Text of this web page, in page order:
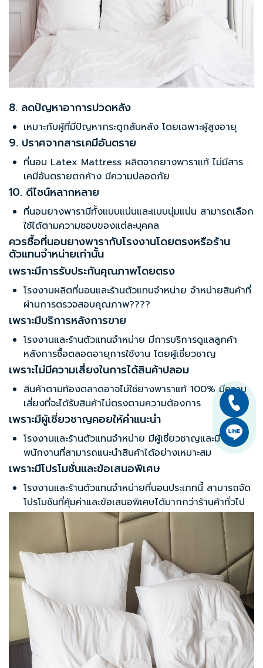
8. ลดปัญหาอาการปวดหลัง
เหมาะกับผู้ที่มีปัญหากระดูกสันหลัง โดยเฉพาะผู้สูงอายุ
9. ปราศจากสารเคมีอันตราย
ที่นอน Latex Mattress ผลิตจากยางพาราแท้ ไม่มีสาร
เคมีอันตรายตกค้าง มีความปลอดภัย
10. ดีไซน์หลากหลาย
ที่นอนยางพารามีทั้งแบบแน่นและแบบนุ่มแน่น สามารถเลือก
ใช้ได้ตามความชอบของแต่ละบุคคล
ควรซื้อที่นอนยางพารากับโรงงานโดยตรงหรือร้าน
ตัวแทนจำหน่ายเท่านั้น
เพราะมีการรับประกันคุณภาพโดยตรง
โรงงานผลิตที่นอนและร้านตัวแทนจำหน่าย จำหน่ายสินค้าที่
ผ่านการตรวจสอบคุณภาพ????
เพราะมีบริการหลังการขาย
โรงงานและร้านตัวแทนจำหน่าย มีการบริการดูแลลูกค้า
หลังการซื้อตลอดอายุการใช้งาน โดยผู้เชี่ยวชาญ
เพราะไม่มีความเสี่ยงในการได้สินค้าปลอม
สินค้าตามท้องตลาดอาจไม่ใช่ยางพาราแท้ 100% มีความ
เสี่ยงที่จะได้รับสินค้าไม่ตรงตามความต้องการ
เพราะมีผู้เชี่ยวชาญคอยให้คำแนะนำ
โรงงานและร้านตัวแทนจำหน่าย มีผู้เชี่ยวชาญและมี
พนักงานที่สามารถแนะนำสินค้าได้อย่างเหมาะสม
เพราะมีโปรโมชั่นและข้อเสนอพิเศษ
โรงงานและร้านตัวแทนจำหน่ายที่นอนประเภทนี้ สามารถจัด
โปรโมชันที่คุ้มค่าและข้อเสนอพิเศษได้มากกว่าร้านค้าทั่วไป